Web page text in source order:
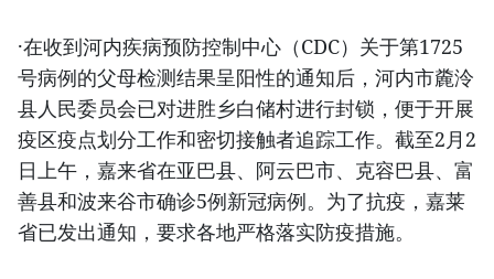
·在收到河内疾病预防控制中心（CDC）关于第1725
号病例的父母检测结果呈阳性的通知后，河内市麊泠
县人民委员会已对进胜乡白储村进行封锁，便于开展
疫区疫点划分工作和密切接触者追踪工作。截至2月2
日上午，嘉来省在亚巴县、阿云巴市、克容巴县、富
善县和波来谷市确诊5例新冠病例。为了抗疫，嘉莱
省已发出通知，要求各地严格落实防疫措施。